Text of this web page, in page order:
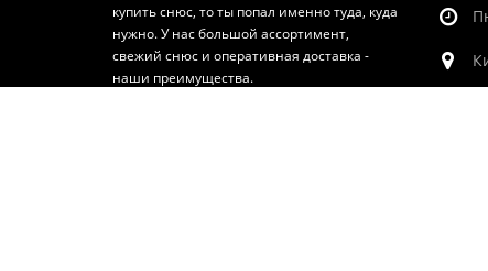
купить снюс, то ты попал именно туда, куда
нужно. У нас большой ассортимент,
свежий снюс и оперативная доставка -
наши преимущества.